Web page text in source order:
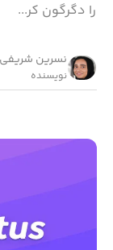
را دگرگون کر...
نسرین شریفی
نویسنده